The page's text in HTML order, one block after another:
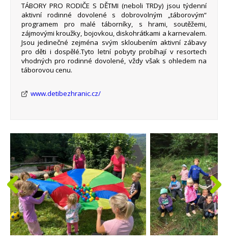
TÁBORY PRO RODIČE S DĚTMI (neboli TRDy) jsou týdenní
aktivní rodinné dovolené s dobrovolným „táborovým“
programem pro malé táborníky, s hrami, soutěžemi,
zájmovými kroužky, bojovkou, diskohrátkami a karnevalem.
Jsou jedinečné zejména svým skloubením aktivní zábavy
pro děti i dospělé.Tyto letní pobyty probíhají v resortech
vhodných pro rodinné dovolené, vždy však s ohledem na
táborovou cenu.
www.detibezhranic.cz/